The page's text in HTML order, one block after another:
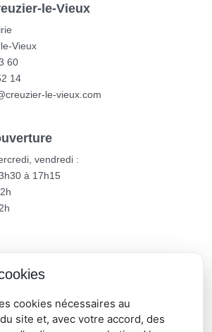
le-Vieux
Vieux
60
14
le-vieux.com
vendredi :
à 17h15
Rhône-Alpes
cookies nécessaires au
site et, avec votre accord, des